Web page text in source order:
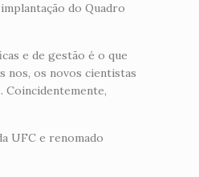
do Quadro
e de gestão é o que
nos, os novos cientistas
Coincidentemente,
UFC e renomado